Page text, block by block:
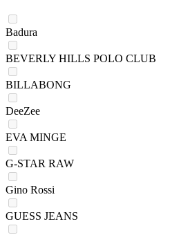
Badura
BEVERLY HILLS POLO CLUB
BILLABONG
DeeZee
EVA MINGE
G-STAR RAW
Gino Rossi
GUESS JEANS